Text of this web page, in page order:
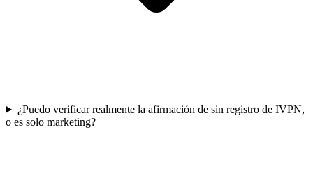
¿Puedo verificar realmente la afirmación de sin registro de IVPN,
o es solo marketing?